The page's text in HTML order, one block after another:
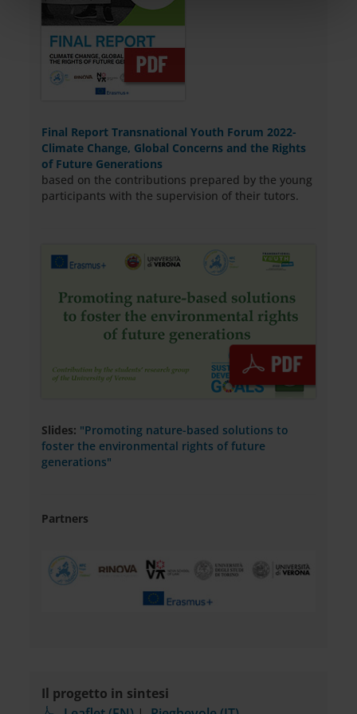
nostri partner che si occupano di analisi dei dati web,
pubblicità e social media, i quali potrebbero combinarle
con altre informazioni che hai fornito loro o che hanno
raccolto dal tuo utilizzo dei loro servizi.
Final Report Transnational Youth Forum 2022-
Climate Change, Global Concerns and the Rights
of Future Generations
based on the contributions prepared by the young
participants with the supervision of their tutors.
Slides: "Promoting nature-based solutions to
foster the environmental rights of future
generations"
Partners
Il progetto in sintesi